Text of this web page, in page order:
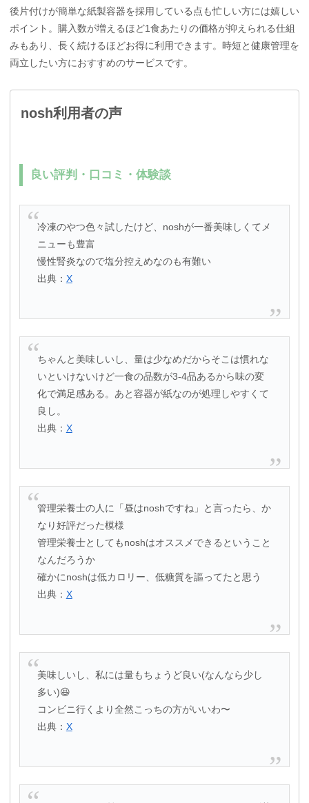
後片付けが簡単な紙製容器を採用している点も忙しい方には嬉しい
ポイント。購入数が増えるほど1食あたりの価格が抑えられる仕組
みもあり、長く続けるほどお得に利用できます。時短と健康管理を
両立したい方におすすめのサービスです。
nosh利用者の声
良い評判・口コミ・体験談
冷凍のやつ色々試したけど、noshが一番美味しくてメ
ニューも豊富
慢性腎炎なので塩分控えめなのも有難い
出典： X
ちゃんと美味しいし、量は少なめだからそこは慣れな
いといけないけど一食の品数が3-4品あるから味の変
化で満足感ある。あと容器が紙なのが処理しやすくて
良し。
出典： X
管理栄養士の人に「昼はnoshですね」と言ったら、か
なり好評だった模様
管理栄養士としてもnoshはオススメできるということ
なんだろうか
確かにnoshは低カロリー、低糖質を謳ってたと思う
出典： X
美味しいし、私には量もちょうど良い(なんなら少し
多い)😆
コンビニ行くより全然こっちの方がいいわ〜
出典： X